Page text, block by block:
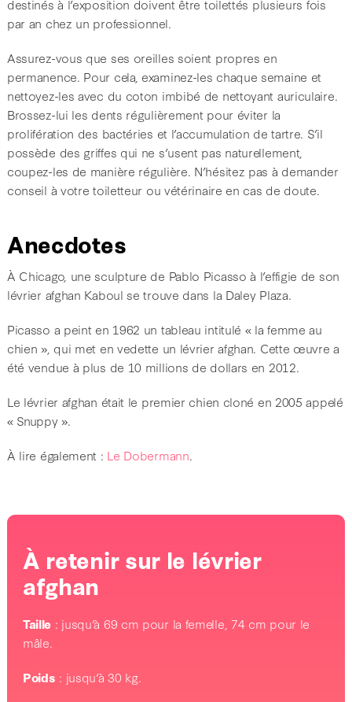
destinés à l’exposition doivent être toilettés plusieurs fois
par an chez un professionnel.
Assurez-vous que ses oreilles soient propres en
permanence. Pour cela, examinez-les chaque semaine et
nettoyez-les avec du coton imbibé de nettoyant auriculaire.
Brossez-lui les dents régulièrement pour éviter la
prolifération des bactéries et l’accumulation de tartre. S’il
possède des griffes qui ne s’usent pas naturellement,
coupez-les de manière régulière. N’hésitez pas à demander
conseil à votre toiletteur ou vétérinaire en cas de doute.
Anecdotes
À Chicago, une sculpture de Pablo Picasso à l’effigie de son
lévrier afghan Kaboul se trouve dans la Daley Plaza.
Picasso a peint en 1962 un tableau intitulé « la femme au
chien », qui met en vedette un lévrier afghan. Cette œuvre a
été vendue à plus de 10 millions de dollars en 2012.
Le lévrier afghan était le premier chien cloné en 2005 appelé
« Snuppy ».
À lire également : Le Dobermann.
À retenir sur le lévrier
afghan
Taille : jusqu’à 69 cm pour la femelle, 74 cm pour le
mâle.
Poids : jusqu’à 30 kg.